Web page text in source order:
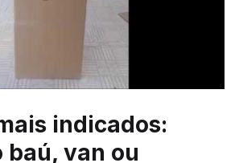
indicados:
baú, van ou